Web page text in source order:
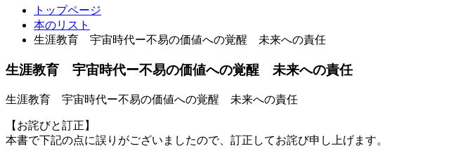
トップページ
本のリスト
生涯教育 宇宙時代ー不易の価値への覚醒 未来への責任
生涯教育 宇宙時代ー不易の価値への覚醒 未来への責任
生涯教育 宇宙時代ー不易の価値への覚醒 未来への責任
【お詫びと訂正】
本書で下記の点に誤りがございましたので、訂正してお詫び申し上げます。